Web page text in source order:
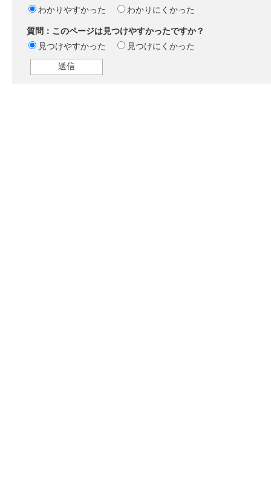
わかりやすかった
わかりにくかった
質問：このページは見つけやすかったですか？
見つけやすかった
見つけにくかった